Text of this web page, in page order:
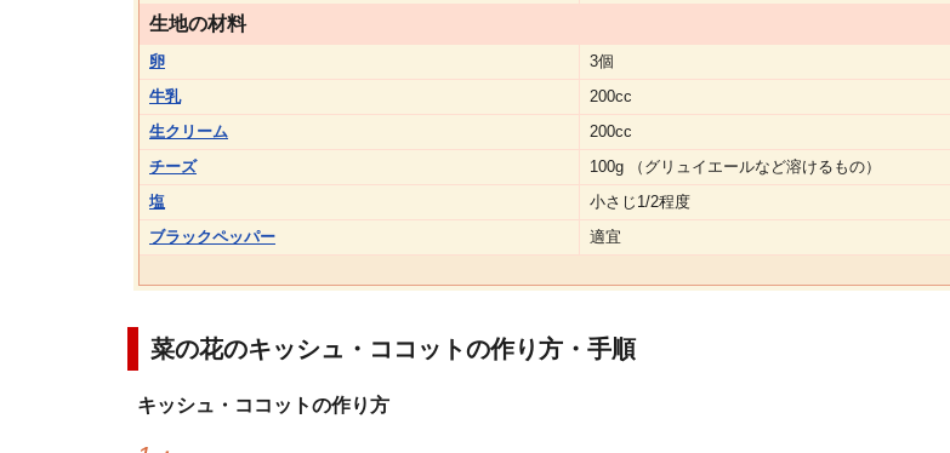
生地の材料
卵
3個
牛乳
200cc
生クリーム
200cc
チーズ
100g （グリュイエールなど溶けるもの）
塩
小さじ1/2程度
ブラックペッパー
適宜
菜の花のキッシュ・ココットの作り方・手順
キッシュ・ココットの作り方